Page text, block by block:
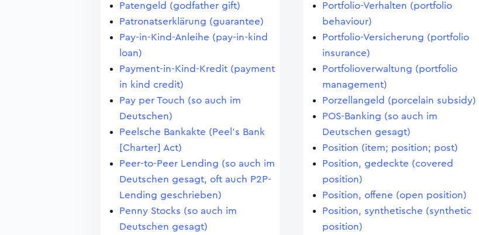
Patengeld (godfather gift)
Patronatserklärung (guarantee)
Pay-in-Kind-Anleihe (pay-in-kind
loan)
Payment-in-Kind-Kredit (payment
in kind credit)
Pay per Touch (so auch im
Deutschen)
Peelsche Bankakte (Peel's Bank
[Charter] Act)
Peer-to-Peer Lending (so auch im
Deutschen gesagt, oft auch P2P-
Lending geschrieben)
Penny Stocks (so auch im
Deutschen gesagt)
Portfolio-Verhalten (portfolio
behaviour)
Portfolio-Versicherung (portfolio
insurance)
Portfolioverwaltung (portfolio
management)
Porzellangeld (porcelain subsidy)
POS-Banking (so auch im
Deutschen gesagt)
Position (item; position; post)
Position, gedeckte (covered
position)
Position, offene (open position)
Position, synthetische (synthetic
position)